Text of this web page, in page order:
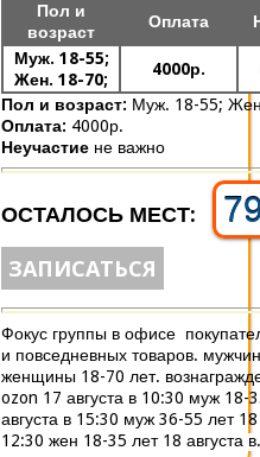
Пол и
возраст
Оплата
Муж. 18-55;
Жен. 18-70;
4000р.
Пол и возраст: Муж. 18-55;
Оплата: 4000р.
Неучастие не важно
ОСТАЛОСЬ МЕСТ:
ЗАПИСАТЬСЯ
Фокус группы в офисе
и повседневных товаров.
женщины 18-70 лет.
ozon 17 августа в 10:30 муж 18-
августа в 15:30 муж 36-55 лет 18
12:30 жен 18-35 лет 18 августа